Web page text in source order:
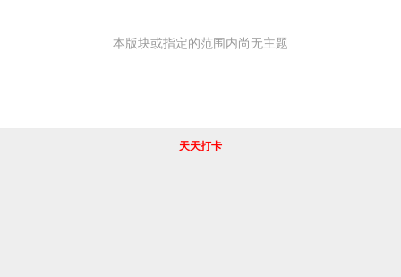
本版块或指定的范围内尚无主题
天天打卡